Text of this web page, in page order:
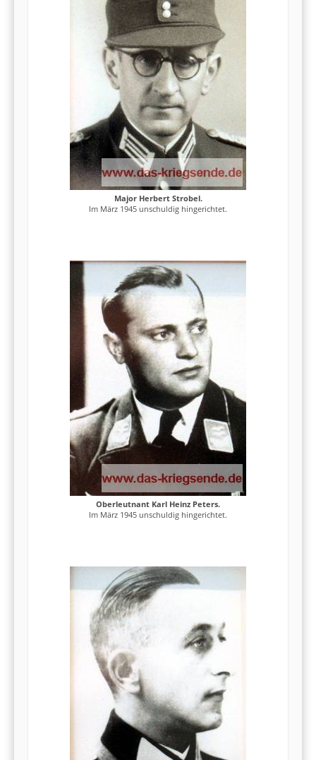
Major Herbert Strobel.
Im März 1945 unschuldig hingerichtet.
Oberleutnant Karl Heinz Peters.
Im März 1945 unschuldig hingerichtet.